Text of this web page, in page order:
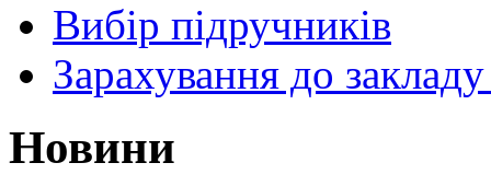
Вибір підручників
Зарахування до закладу
Новини